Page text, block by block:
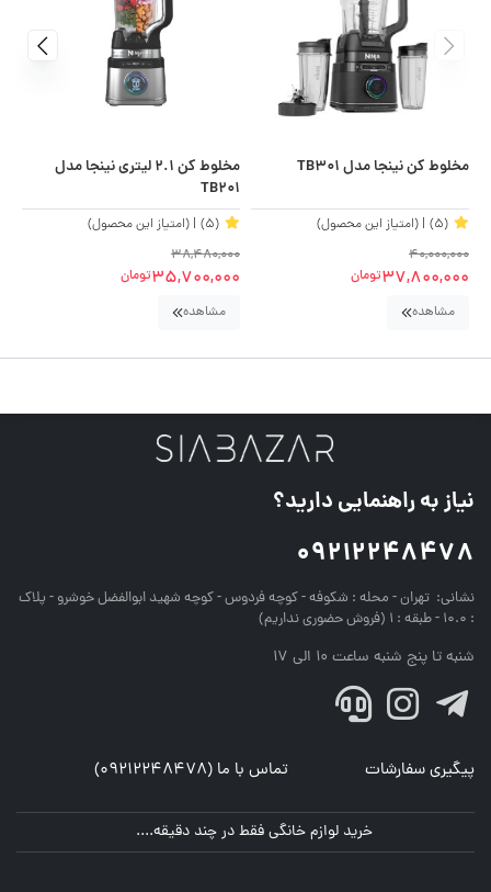
مخلوط کن نینجا مدل TB301
(5)
| (امتیاز این محصول)
40,000,000
37,800,000تومان
مشاهده
مخلوط کن 2.1 لیتری نینجا مدل
TB201
(5)
| (امتیاز این محصول)
38,480,000
35,700,000تومان
مشاهده
نیاز به راهنمایی دارید؟
09212248478
نشانی: تهران - محله : شکوفه - کوچه فردوس - کوچه شهید ابوالفضل خوشرو - پلاک
: 10.0 - طبقه : 1 (فروش حضوری نداریم)
شنبه تا پنج شنبه ساعت 10 الی 17
پیگیری سفارشات تماس با ما (09212248478)
خرید لوازم خانگی فقط در چند دقیقه....